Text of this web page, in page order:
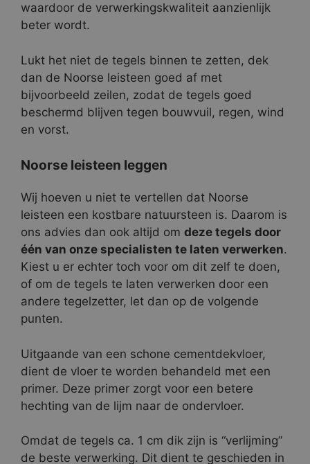
waardoor de verwerkingskwaliteit aanzienlijk
beter wordt.
Lukt het niet de tegels binnen te zetten, dek
dan de Noorse leisteen goed af met
bijvoorbeeld zeilen, zodat de tegels goed
beschermd blijven tegen bouwvuil, regen, wind
en vorst.
Noorse leisteen leggen
Wij hoeven u niet te vertellen dat Noorse
leisteen een kostbare natuursteen is. Daarom is
ons advies dan ook altijd om deze tegels door
één van onze specialisten te laten verwerken.
Kiest u er echter toch voor om dit zelf te doen,
of om de tegels te laten verwerken door een
andere tegelzetter, let dan op de volgende
punten.
Uitgaande van een schone cementdekvloer,
dient de vloer te worden behandeld met een
primer. Deze primer zorgt voor een betere
hechting van de lijm naar de ondervloer.
Omdat de tegels ca. 1 cm dik zijn is “verlijming”
de beste verwerking. Dit dient te geschieden in